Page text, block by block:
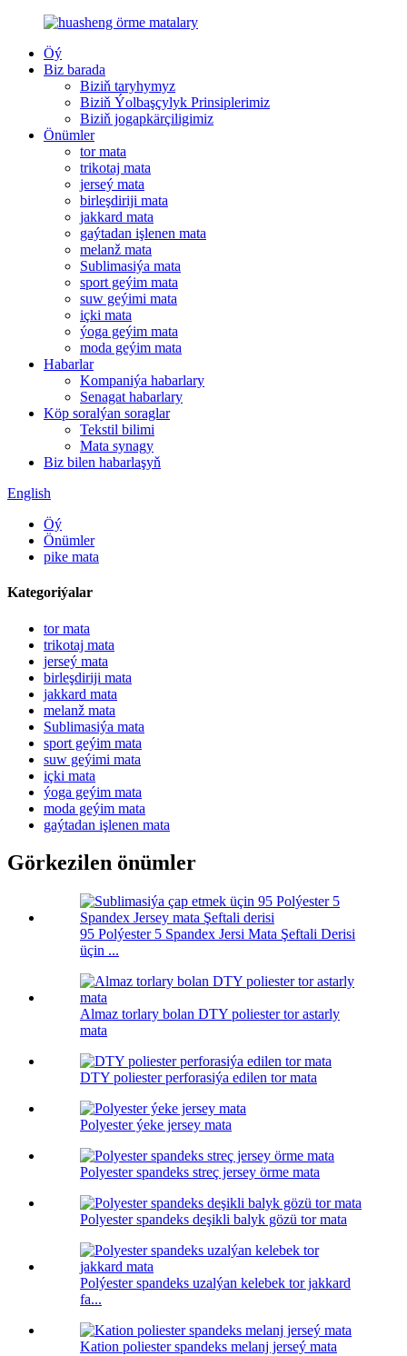
Öý
Biz barada
Biziň taryhymyz
Biziň Ýolbaşçylyk Prinsiplerimiz
Biziň jogapkärçiligimiz
Önümler
tor mata
trikotaj mata
jerseý mata
birleşdiriji mata
jakkard mata
gaýtadan işlenen mata
melanž mata
Sublimasiýa mata
sport geýim mata
suw geýimi mata
içki mata
ýoga geýim mata
moda geýim mata
Habarlar
Kompaniýa habarlary
Senagat habarlary
Köp soralýan soraglar
Tekstil bilimi
Mata synagy
Biz bilen habarlaşyň
English
Öý
Önümler
pike mata
Kategoriýalar
tor mata
trikotaj mata
jerseý mata
birleşdiriji mata
jakkard mata
melanž mata
Sublimasiýa mata
sport geýim mata
suw geýimi mata
içki mata
ýoga geýim mata
moda geýim mata
gaýtadan işlenen mata
Görkezilen önümler
95 Polýester 5 Spandex Jersi Mata Şeftali Derisi
üçin ...
Almaz torlary bolan DTY poliester tor astarly
mata
DTY poliester perforasiýa edilen tor mata
Polyester ýeke jersey mata
Polyester spandeks streç jersey örme mata
Polyester spandeks deşikli balyk gözü tor mata
Polýester spandeks uzalýan kelebek tor jakkard
fa...
Kation poliester spandeks melanj jerseý mata